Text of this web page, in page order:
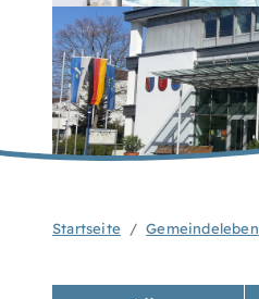
Startseite Gemeindeleben